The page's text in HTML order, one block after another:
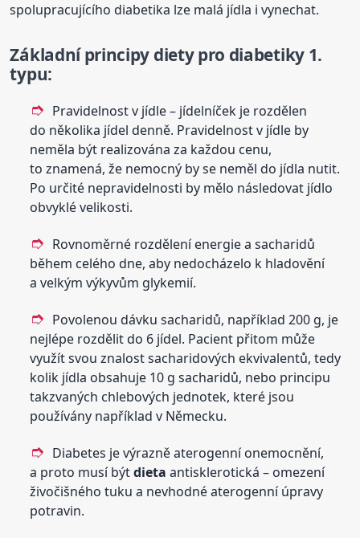
spolupracujícího diabetika lze malá jídla i vynechat.
Základní principy diety pro diabetiky 1.
typu:
Pravidelnost v jídle – jídelníček je rozdělen
do několika jídel denně. Pravidelnost v jídle by
neměla být realizována za každou cenu,
to znamená, že nemocný by se neměl do jídla nutit.
Po určité nepravidelnosti by mělo následovat jídlo
obvyklé velikosti.
Rovnoměrné rozdělení energie a sacharidů
během celého dne, aby nedocházelo k hladovění
a velkým výkyvům glykemií.
Povolenou dávku sacharidů, například 200 g, je
nejlépe rozdělit do 6 jídel. Pacient přitom může
využít svou znalost sacharidových ekvivalentů, tedy
kolik jídla obsahuje 10 g sacharidů, nebo principu
takzvaných chlebových jednotek, které jsou
používány například v Německu.
Diabetes je výrazně aterogenní onemocnění,
a proto musí býtdieta antisklerotická – omezení
živočišného tuku a nevhodné aterogenní úpravy
potravin.